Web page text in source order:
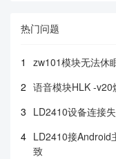
热门问题
1
zw101模块无法休
2 语音模块HLK -v20
3 LD2410设备连接
4 LD2410接Android
致